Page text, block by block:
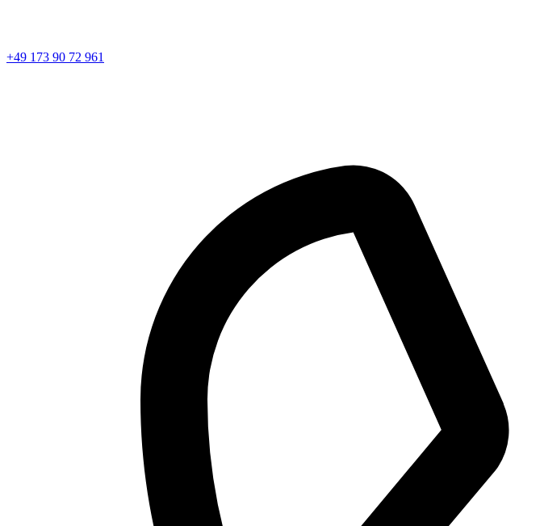
+49 173 90 72 961